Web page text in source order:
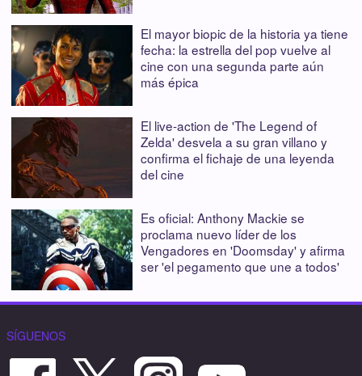
El mayor biopic de la historia ya tiene
fecha: la estrella del pop vuelve al
cine con una segunda parte aún
más épica
El live-action de 'The Legend of
Zelda' desvela a su gran villano y
confirma el fichaje de una leyenda
del cine
Es oficial: Anthony Mackie se
proclama nuevo líder de los
Vengadores en 'Doomsday' y afirma
ser 'el pegamento que une a todos'
SÍGUENOS